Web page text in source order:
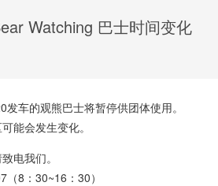
Watching 巴士时间变化
车的观熊巴士将暂停供团体使用。
能会发生变化。
电我们。
8：30~16：30）